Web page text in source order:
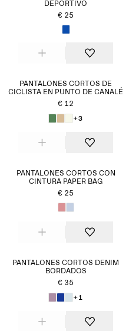
DEPORTIVO
€ 25
PANTALONES CORTOS DE
CICLISTA EN PUNTO DE CANALÉ
€ 12
+3
PANTALONES CORTOS CON
CINTURA PAPER BAG
€ 25
PANTALONES CORTOS DENIM
BORDADOS
€ 35
+1